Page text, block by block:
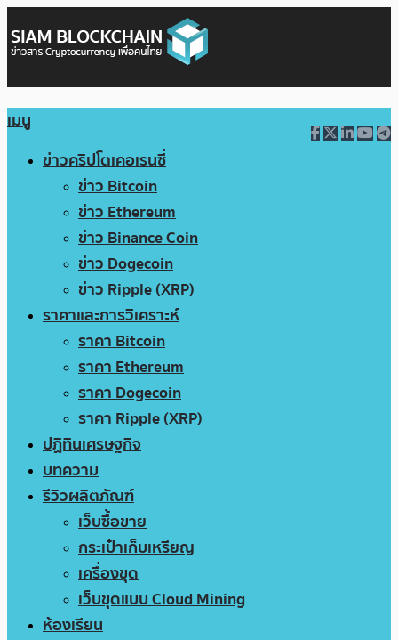
เมนู
ข่าวคริปโตเคอเรนซี่
ข่าว Bitcoin
ข่าว Ethereum
ข่าว Binance Coin
ข่าว Dogecoin
ข่าว Ripple (XRP)
ราคาและการวิเคราะห์
ราคา Bitcoin
ราคา Ethereum
ราคา Dogecoin
ราคา Ripple (XRP)
ปฏิทินเศรษฐกิจ
บทความ
รีวิวผลิตภัณฑ์
เว็บซื้อขาย
กระเป๋าเก็บเหรียญ
เครื่องขุด
เว็บขุดแบบ Cloud Mining
ห้องเรียน